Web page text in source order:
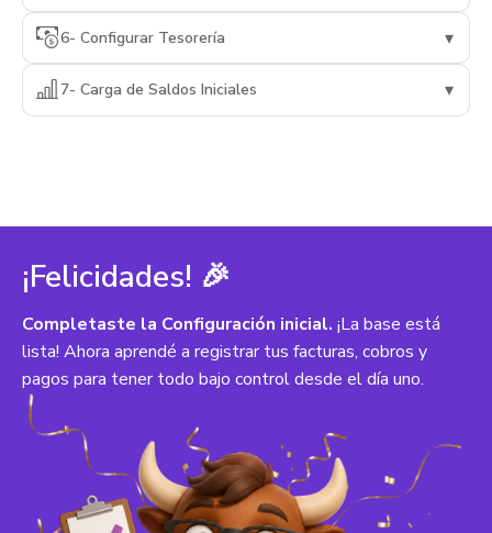
6- Configurar Tesorería ▾
7- Carga de Saldos Iniciales ▾
¡Felicidades! 🎉
Completaste la Configuración inicial. ¡La base está
lista! Ahora aprendé a registrar tus facturas, cobros y
pagos para tener todo bajo control desde el día uno.